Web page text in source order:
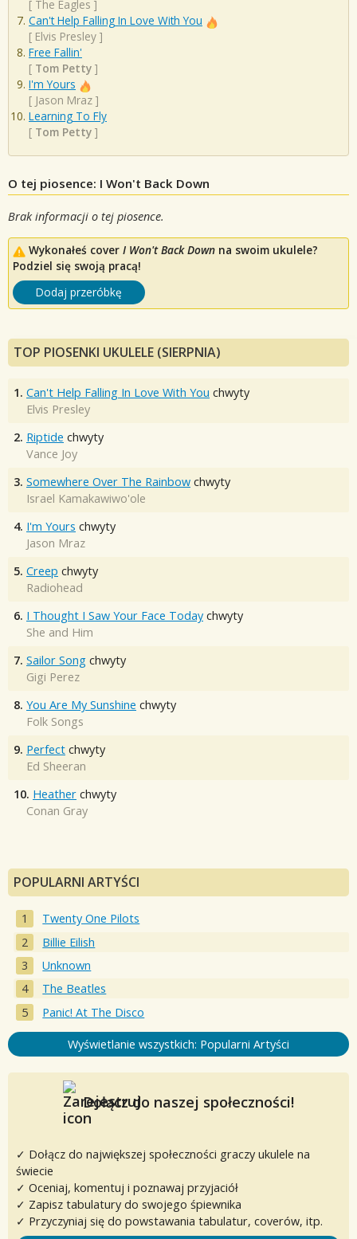
[ The Eagles ]
Can't Help Falling In Love With You
[ Elvis Presley ]
Free Fallin'
[ Tom Petty ]
I'm Yours
[ Jason Mraz ]
Learning To Fly
[ Tom Petty ]
O tej piosence: I Won't Back Down
Brak informacji o tej piosence.
Wykonałeś cover I Won't Back Down na swoim ukulele?
Podziel się swoją pracą!
Dodaj przeróbkę
TOP PIOSENKI UKULELE (SIERPNIA)
1. Can't Help Falling In Love With You chwyty
Elvis Presley
2. Riptide chwyty
Vance Joy
3. Somewhere Over The Rainbow chwyty
Israel Kamakawiwo'ole
4. I'm Yours chwyty
Jason Mraz
5. Creep chwyty
Radiohead
6. I Thought I Saw Your Face Today chwyty
She and Him
7. Sailor Song chwyty
Gigi Perez
8. You Are My Sunshine chwyty
Folk Songs
9. Perfect chwyty
Ed Sheeran
10. Heather chwyty
Conan Gray
POPULARNI ARTYŚCI
Twenty One Pilots
Billie Eilish
Unknown
The Beatles
Panic! At The Disco
Wyświetlanie wszystkich: Popularni Artyści
Dołącz do naszej społeczności!
✓ Dołącz do największej społeczności graczy ukulele na
świecie
✓ Oceniaj, komentuj i poznawaj przyjaciół
✓ Zapisz tabulatury do swojego śpiewnika
✓ Przyczyniaj się do powstawania tabulatur, coverów, itp.